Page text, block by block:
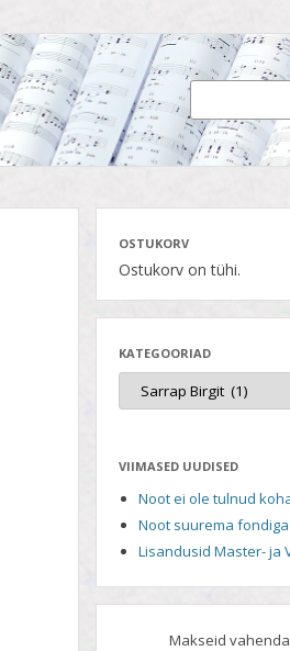
OSTUKORV
Ostukorv on tühi.
KATEGOORIAD
VIIMASED UUDISED
Noot ei ole tulnud
Noot suurema fondiga
Lisandusid Master- ja
Makseid